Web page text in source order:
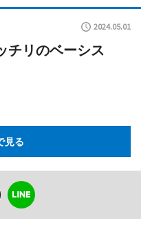
2024.05.01
チリのベーシス
見る